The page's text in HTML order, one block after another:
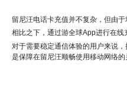
留尼汪电话卡充值并不复杂，但由
相比之下，通过游全球App进行在线
对于需要稳定通信体验的用户来说
是保障在留尼汪顺畅使用移动网络的